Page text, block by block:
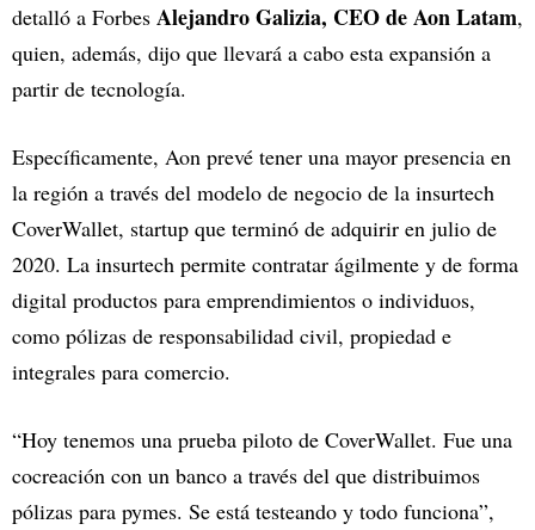
detalló a Forbes Alejandro Galizia, CEO de Aon Latam,
quien, además, dijo que llevará a cabo esta expansión a
partir de tecnología.
Específicamente, Aon prevé tener una mayor presencia en
la región a través del modelo de negocio de la insurtech
CoverWallet, startup que terminó de adquirir en julio de
2020. La insurtech permite contratar ágilmente y de forma
digital productos para emprendimientos o individuos,
como pólizas de responsabilidad civil, propiedad e
integrales para comercio.
“Hoy tenemos una prueba piloto de CoverWallet. Fue una
cocreación con un banco a través del que distribuimos
pólizas para pymes. Se está testeando y todo funciona”,